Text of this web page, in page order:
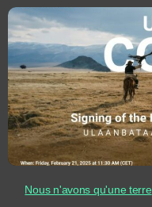
Nous n'avons qu'une terre